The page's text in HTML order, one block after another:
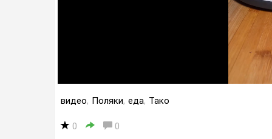
видео, Поляки, еда, Тако
0 0